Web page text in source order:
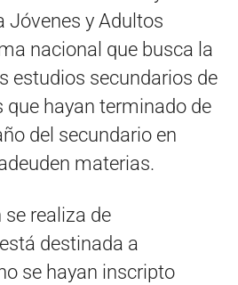
Jóvenes y Adultos
nacional que busca la
estudios secundarios de
que hayan terminado de
del secundario en
materias.
realiza de
destinada a
se hayan inscripto